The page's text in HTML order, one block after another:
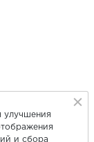
улучшения
и сбора